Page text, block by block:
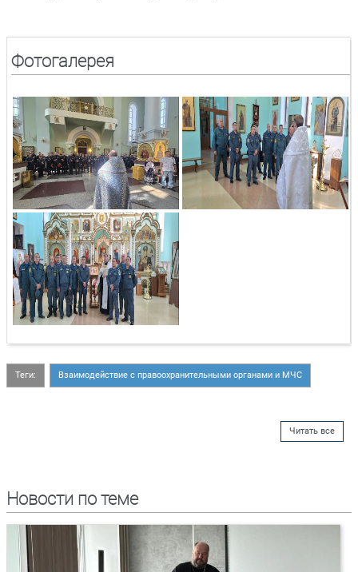
Фотогалерея
Теги: Взаимодействие с правоохранительными органами и МЧС
Читать все
Новости по теме